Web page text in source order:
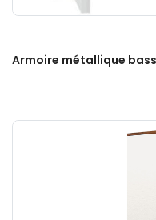
Armoire métallique